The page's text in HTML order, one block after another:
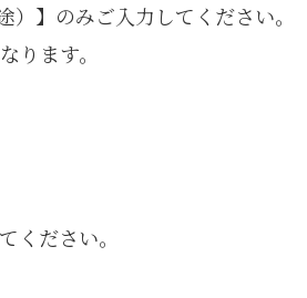
】のみご入力してください。
ります。
ください。